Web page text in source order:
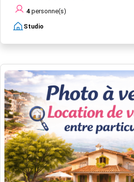
4 personne(s)
Studio